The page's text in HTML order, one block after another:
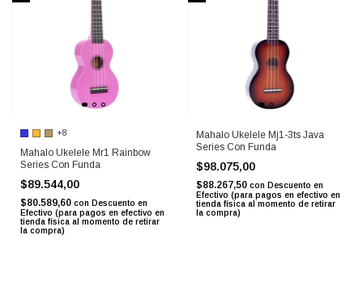
+8
Mahalo Ukelele Mr1 Rainbow
Series Con Funda
$89.544,00
$80.589,60 con Descuento en
Efectivo (para pagos en efectivo en
tienda física al momento de retirar
la compra)
Mahalo Ukelele Mj1-3ts Java
Series Con Funda
$98.075,00
$88.267,50 con Descuento en
Efectivo (para pagos en efectivo en
tienda física al momento de retirar
la compra)